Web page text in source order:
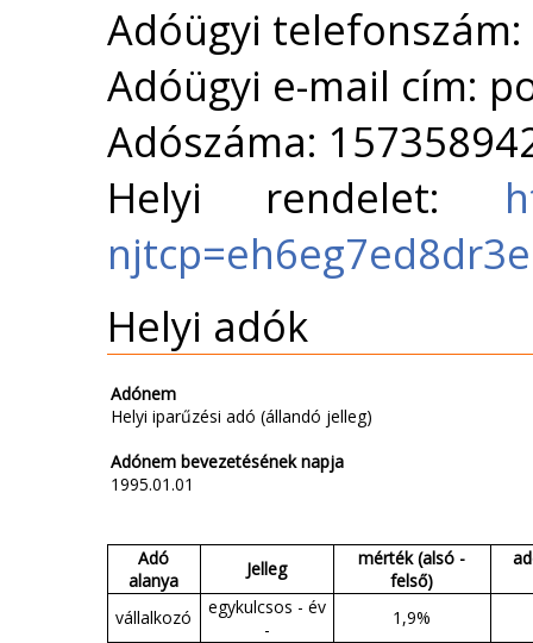
Adóügyi
Adóügyi e-mail cím:
Adószáma:
Helyi rendelet:
Helyi adók
Adónem
Helyi iparűzési adó (állandó jelleg)
Adónem bevezetésének napja
1995.01.01
Adó
alanya
Jelleg
mérték (alsó -
felső)
vállalkozó
egykulcsos - év
-
1,9%